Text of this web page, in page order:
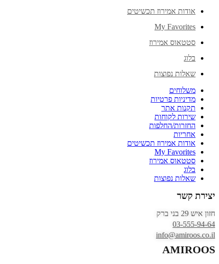
אודות אמירוז תכשיטים
My Favorites
סטטאוס אמירוז
בלוג
שאלות נפוצות
משלוחים
מדיניות פרטיות
תקנות אתר
שירות לקוחות
החזרות/החלפות
אחריות
אודות אמירוז תכשיטים
My Favorites
סטטאוס אמירוז
בלוג
שאלות נפוצות
יצירת קשר
חזון איש 29 בני ברק
03-555-94-64
info@amiroos.co.il
AMIROOS